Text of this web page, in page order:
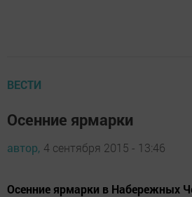
ВЕСТИ
Осенние ярмарки
автор, 4 сентября 2015 - 13:46
Осенние ярмарки в Набережных